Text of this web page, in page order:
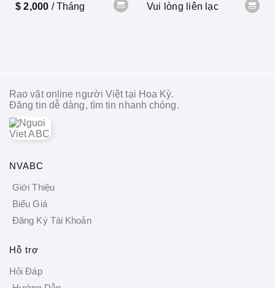
$ 2,000 / Tháng Vui lòng liên lạc
Rao vặt online người Việt tại Hoa Kỳ.
Đăng tin dễ dàng, tìm tin nhanh chóng.
NVABC
Giới Thiệu
Biểu Giá
Đăng Ký Tài Khoản
Hỗ trợ
Hỏi Đáp